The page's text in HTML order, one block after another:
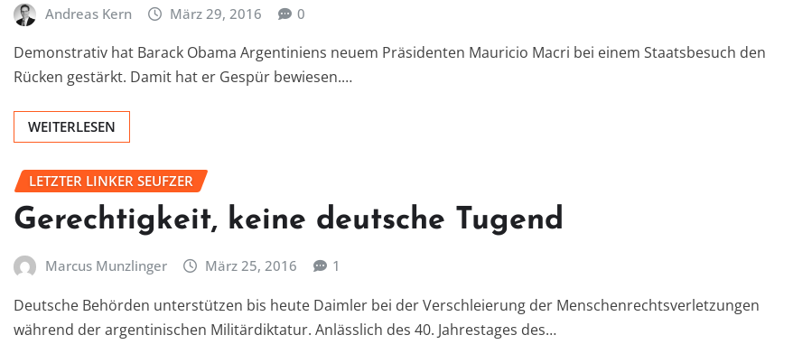
Andreas Kern März 29, 2016 0
Demonstrativ hat Barack Obama Argentiniens neuem Präsidenten Mauricio Macri bei einem Staatsbesuch den
Rücken gestärkt. Damit hat er Gespür bewiesen.…
WEITERLESEN
LETZTER LINKER SEUFZER
Gerechtigkeit, keine deutsche Tugend
Marcus Munzlinger März 25, 2016 1
Deutsche Behörden unterstützen bis heute Daimler bei der Verschleierung der Menschenrechtsverletzungen
während der argentinischen Militärdiktatur. Anlässlich des 40. Jahrestages des…